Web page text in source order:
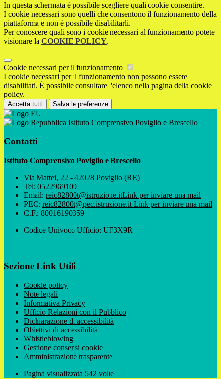
In questa schermata è possibile scegliere quali cookie consentire.
I cookie necessari sono quelli che consentono il funzionamento della
piattaforma e non è possibile disabilitarli.
Per conoscere quali sono i cookie necessari al funzionamento potete
visionare la COOKIE POLICY.
Cookie necessari per il funzionamento
I cookie necessari per il funzionamento non possono essere
disabilitati. È possibile consultare l'elenco nella pagina della cookie
policy.
Accetta tutti Salva le preferenze
Istituto Comprensivo Poviglio e Brescello
Contatti
Istituto Comprensivo Poviglio e Brescello
Via Mattei, 22 - 42028 Poviglio (RE)
Tel: 0522969109
Email: reic82800t@istruzione.itLink per inviare una mail
PEC: reic82800t@pec.istruzione.it Link per inviare una mail
C.F.: 80016190359
Codice Univoco Ufficio: UF3X9R
Sezione Link Utili
Cookie policy
Note legali
Informativa Privacy
Ufficio Relazioni con il Pubblico
Dichiarazione di accessibilità
Obiettivi di accessibilità
Whistleblowing
Gestione consensi cookie
Amministrazione trasparente
Pagina visualizzata 542 volte